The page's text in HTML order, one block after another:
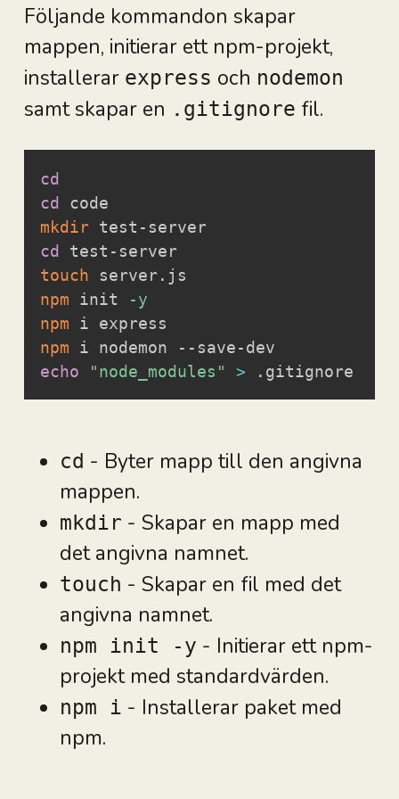
Följande kommandon skapar
mappen, initierar ett npm-projekt,
installerar express och nodemon
samt skapar en .gitignore fil.
cd
cd
mkdir
cd
touch
npm init
-y
npm
npm
echo
"node_modules" > .gitignore
cd - Byter mapp till den angivna
mappen.
mkdir - Skapar en mapp med
det angivna namnet.
touch - Skapar en fil med det
angivna namnet.
npm init -y - Initierar ett npm-
projekt med standardvärden.
npm i - Installerar paket med
npm.